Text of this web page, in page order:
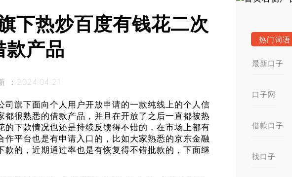
下热炒百度有钱花二次
款产品
：2024.04.21
旗下面向个人用户开放申请的一款纯线上的个人信
很熟悉的借款产品，并且在开放了之后一直都被热
下款情况也还是持续反馈得不错的，在市场上都有
平台也是有申请入口的，比如大家熟悉的京东金融
的，近期通过率也是有恢复得不错批款的，下面继
热门词语
最新口子
口子网
借款口子
找口子